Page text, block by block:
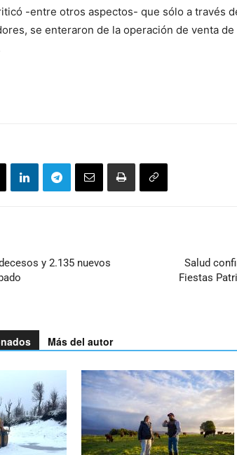
-entre otros aspectos- que sólo a través
se enteraron de la operación de venta
y 2.135 nuevos
Salud
Fiestas
Más del autor